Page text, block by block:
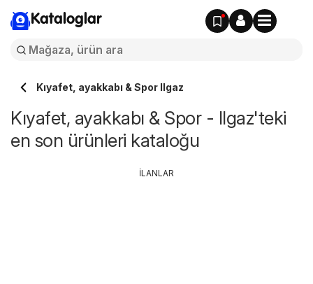
Kataloglar
Kıyafet, ayakkabı & Spor Ilgaz
Kıyafet, ayakkabı & Spor - Ilgaz'teki
en son ürünleri kataloğu
İLANLAR